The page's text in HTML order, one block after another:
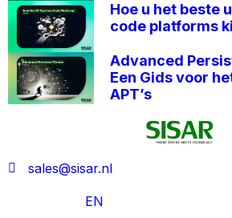
Hoe u het beste
code platforms
Advanced
Een Gids voor
APT’s
sales@sisar.nl
EN